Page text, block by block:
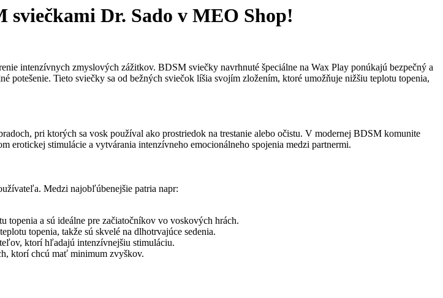
sviečkami Dr. Sado v MEO Shop!
intenzívnych zmyslových zážitkov. BDSM sviečky navrhnuté špeciálne na Wax Play ponúkajú bezpečný a
potešenie. Tieto sviečky sa od bežných sviečok líšia svojím zložením, ktoré umožňuje nižšiu teplotu topenia,
pri ktorých sa vosk používal ako prostriedok na trestanie alebo očistu. V modernej BDSM komunite
erotickej stimulácie a vytvárania intenzívneho emocionálneho spojenia medzi partnermi.
Medzi najobľúbenejšie patria napr:
topenia a sú ideálne pre začiatočníkov vo voskových hrách.
topenia, takže sú skvelé na dlhotrvajúce sedenia.
ktorí hľadajú intenzívnejšiu stimuláciu.
ktorí chcú mať minimum zvyškov.